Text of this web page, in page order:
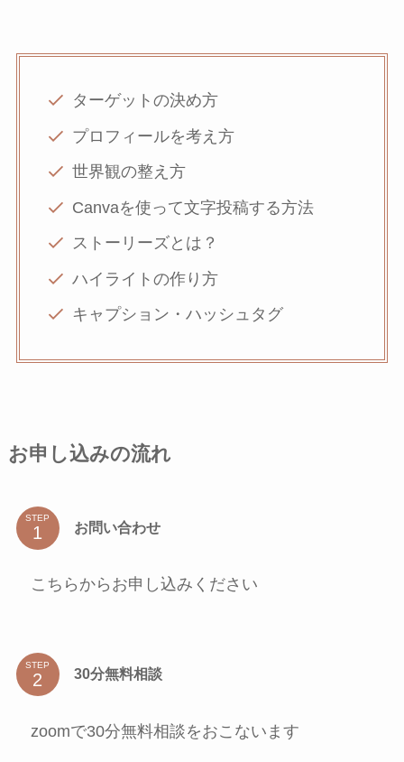
ターゲットの決め方
プロフィールを考え方
世界観の整え方
Canvaを使って文字投稿する方法
ストーリーズとは？
ハイライトの作り方
キャプション・ハッシュタグ
お申し込みの流れ
STEP
お問い合わせ
こちらからお申し込みください
STEP
30分無料相談
zoomで30分無料相談をおこないます